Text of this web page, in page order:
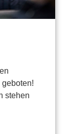
stehen